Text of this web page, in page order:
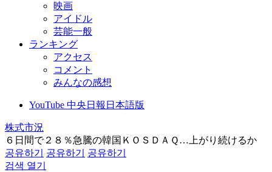
映画
アイドル
芸能一般
ランキング
アクセス
コメント
みんなの感想
YouTube 中央日報日本語版
株式市況
６日間で２８％急騰の韓国ＫＯＳＤＡＱ…上がり続けるか
공유하기
공유하기
공유하기
검색 열기